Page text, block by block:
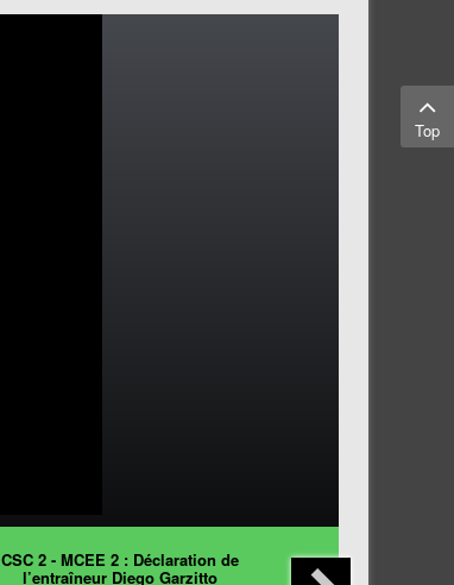
CSC 2 - MCEE 2 : Déclaration de
l’entraîneur Diego Garzitto
Top